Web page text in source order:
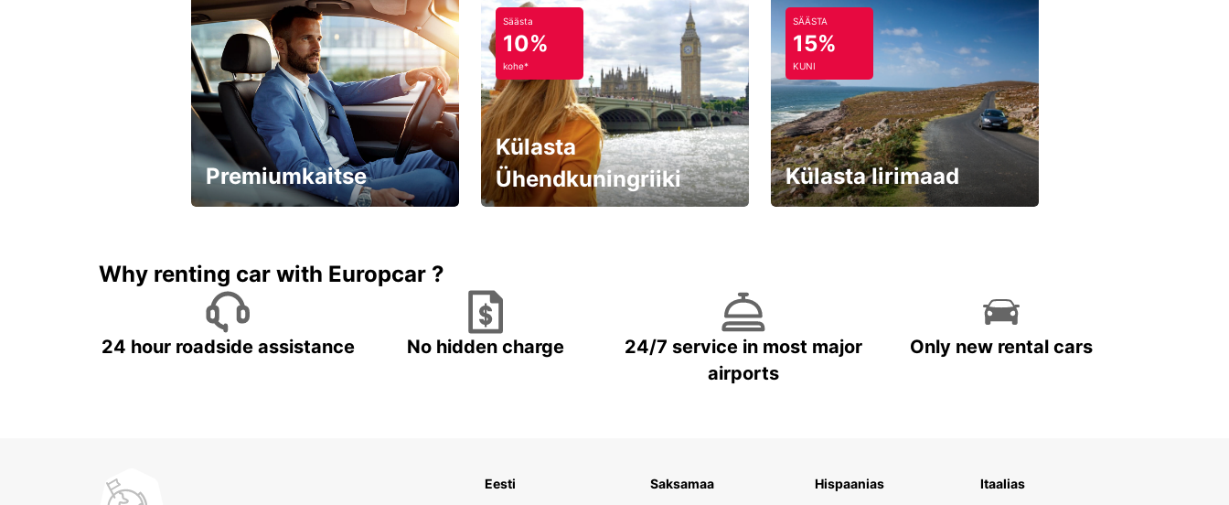
Premiumkaitse
Säästa
10%
kohe*
Külasta
Ühendkuningriiki
SÄÄSTA
15%
KUNI
Külasta Iirimaad
Why renting car with Europcar ?
24 hour roadside assistance No hidden charge
24/7 service in most major
airports
Only new rental cars
Eesti
Saksamaa
Hispaanias
Itaalias